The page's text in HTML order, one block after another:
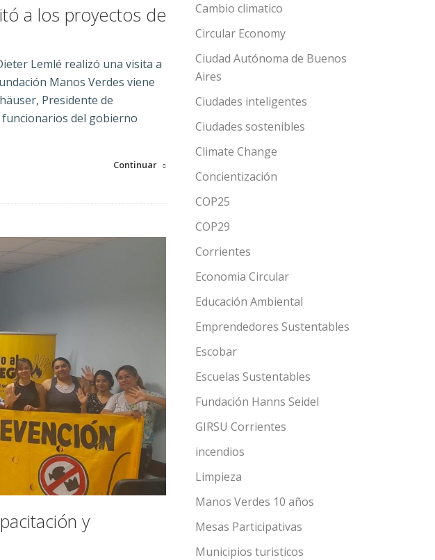
a los proyectos de
Lemlé realizó una visita a
Manos Verdes viene
Presidente de
funcionarios del gobierno
Continuar
y
Cambio climatico
Circular Economy
Ciudad Autónoma de Buenos
Aires
Ciudades inteligentes
Ciudades sostenibles
Climate Change
Concientización
COP25
COP29
Corrientes
Economia Circular
Educación Ambiental
Emprendedores Sustentables
Escobar
Escuelas Sustentables
Fundación Hanns Seidel
GIRSU Corrientes
incendios
Limpieza
Manos Verdes 10 años
Mesas Participativas
Municipios turisticos